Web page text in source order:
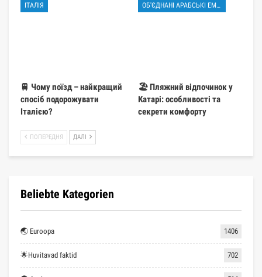
ІТАЛІЯ
🚆 Чому поїзд – найкращий
спосіб подорожувати
Італією?
ОБ'ЄДНАНІ АРАБСЬКІ ЕМІРАТИ
🏖️ Пляжний відпочинок у
Катарі: особливості та
секрети комфорту
ПОПЕРЕДНЯ ДАЛІ
Beliebte Kategorien
🌏 Euroopa 1406
🌟Huvitavad faktid 702